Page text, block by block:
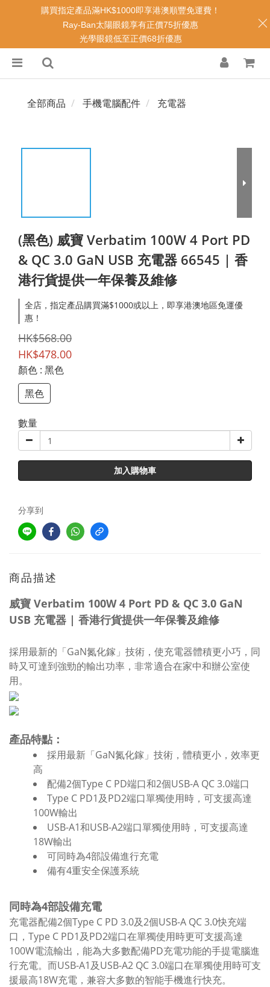
全部商品 手機電腦配件 充電器
(黑色) 威寶 Verbatim 100W 4 Port PD
& QC 3.0 GaN USB 充電器 66545 | 香
港行貨提供一年保養及維修
全店，指定產品購買滿$1000或以上，即享港澳地區免運優
惠！
HK$568.00
HK$478.00
顏色 : 黑色
黑色
數量
加入購物車
分享到
商品描述
威寶 Verbatim 100W 4 Port PD & QC 3.0 GaN
USB 充電器 | 香港行貨提供一年保養及維修
採用最新的「GaN氮化鎵」技術，使充電器體積更小巧，同
時又可達到強勁的輸出功率，非常適合在家中和辦公室使
用。
產品特點：
採用最新「GaN氮化鎵」技術，體積更小，效率更
高
配備2個Type C PD端口和2個USB-A QC 3.0端口
Type C PD1及PD2端口單獨使用時，可支援高達
100W輸出
USB-A1和USB-A2端口單獨使用時，可支援高達
18W輸出
可同時為4部設備進行充電
備有4重安全保護系統
同時為4部設備充電
充電器配備2個Type C PD 3.0及2個USB-A QC 3.0快充端
口，Type C PD1及PD2端口在單獨使用時更可支援高達
100W電流輸出，能為大多數配備PD充電功能的手提電腦進
行充電。而USB-A1及USB-A2 QC 3.0端口在單獨使用時可支
援最高18W充電，兼容大多數的智能手機進行快充。
購買指定產品滿HK$1000即享港澳順豐免運費！
Ray-Ban太陽眼鏡享有正價75折優惠
光學眼鏡低至正價68折優惠